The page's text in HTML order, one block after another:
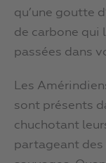
qu’une goutte
de carbone qui
passées dans
Les
sont présents
chuchotant
partageant des